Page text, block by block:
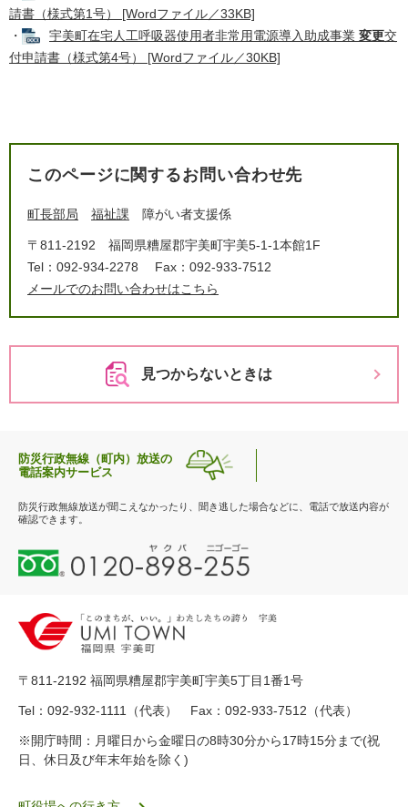
請書（様式第1号） [Wordファイル／33KB]
・
宇美町在宅人工呼吸器使用者非常用電源導入助成事業 変更交
付申請書（様式第4号） [Wordファイル／30KB]
このページに関するお問い合わせ先
町長部局 福祉課 障がい者支援係
〒811-2192
福岡県糟屋郡宇美町宇美5-1-1本館1F
Tel：092-934-2278
Fax：092-933-7512
メールでのお問い合わせはこちら
見つからないときは
防災行政無線（町内）放送の
電話案内サービス
防災行政無線放送が聞こえなかったり、聞き逃した場合などに、電話で放送内容が
確認できます。
0
1
-
8
-
5
5
ク
〒811-2192 福岡県糟屋郡宇美町宇美5丁目1番1号
Tel：092-932-1111（代表） Fax：092-933-7512（代表）
※開庁時間：月曜日から金曜日の8時30分から17時15分まで(祝
日、休日及び年末年始を除く)